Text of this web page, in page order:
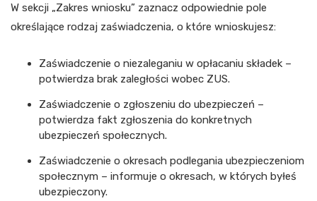
W sekcji „Zakres wniosku” zaznacz odpowiednie pole
określające rodzaj zaświadczenia, o które wnioskujesz:
Zaświadczenie o niezaleganiu w opłacaniu składek –
potwierdza brak zaległości wobec ZUS.
Zaświadczenie o zgłoszeniu do ubezpieczeń –
potwierdza fakt zgłoszenia do konkretnych
ubezpieczeń społecznych.
Zaświadczenie o okresach podlegania ubezpieczeniom
społecznym – informuje o okresach, w których byłeś
ubezpieczony.